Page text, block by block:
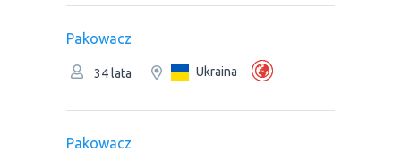
Pakowacz
34 lata Ukraina
Pakowacz